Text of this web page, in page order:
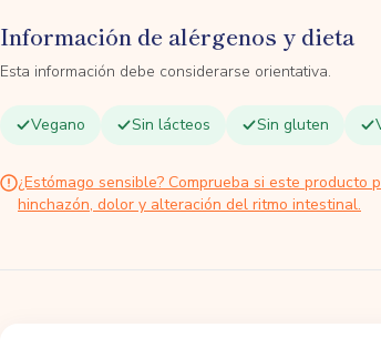
Información de alérgenos y dieta
Esta información debe considerarse orientativa.
Vegano Sin lácteos Sin gluten
¿Estómago sensible? Comprueba si este producto
hinchazón, dolor y alteración del ritmo intestinal.